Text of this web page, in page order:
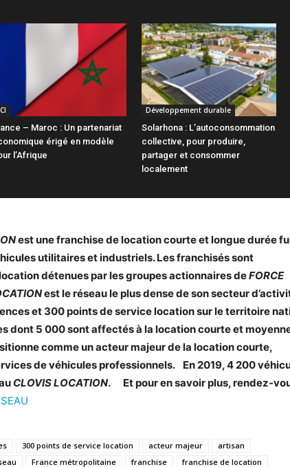
– Maroc : Un partenariat
érigé en modèle
l’Afrique
Développement durable
Solarhona : L’autoconsommation
collective, pour produire,
partager et consommer
localement
est une franchise de location courte et longue durée
utilitaires et industriels. Les franchisés sont
détenues par les groupes actionnaires deFORCE
est le réseau le plus dense de son secteur
et 300 points de service location sur le territoire
dont 5 000 sont affectés à la location courte et
comme un acteur majeur de la location courte,
de véhicules professionnels.
En 2019, 4 200
CLOVIS LOCATION.
Et pour en savoir plus, rendez-
300 points de service location acteur majeur
artisan
France métropolitaine franchise
franchise de location